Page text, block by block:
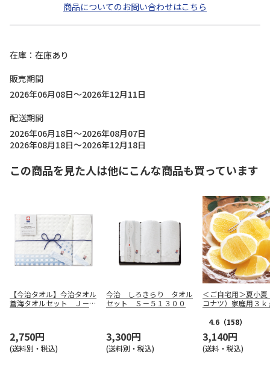
商品についてのお問い合わせはこちら
在庫
在庫あり
販売期間
2026年06月08日～2026年12月11日
配送期間
2026年06月18日～2026年08月07日
2026年08月18日～2026年12月18日
この商品を見た人は他にこんな商品も買っています
【今治タオル】今治タオル
蒼海タオルセット Ｊ－４
2,750円
(送料別・税込)
今治 しろきらり タオル
セット Ｓ－５１３００
3,300円
(送料別・税込)
＜ご自宅用＞夏小夏
コナツ）家庭用３ｋ
4.6 （158）
3,140円
(送料・税込)